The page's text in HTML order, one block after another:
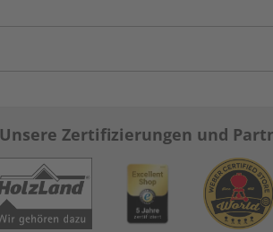
Unsere Zertifizierungen und